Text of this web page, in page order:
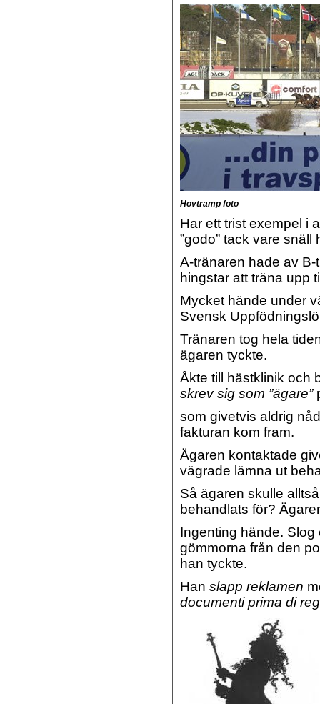
Hovtramp foto
Har ett trist exempel i
”godo” tack vare snäll
A-tränaren hade av
hingstar att träna upp
Mycket hände under
Svensk
Tränaren tog hela
ägaren tyckte.
Åkte till hästklinik och
skrev sig som ”ägare”
som givetvis aldrig
fakturan kom fram.
Ägaren kontaktade
vägrade lämna ut
Så ägaren skulle
behandlats för?
Ingenting hände.
gömmorna från den
han tyckte.
Han slapp reklamen
documenti prima di